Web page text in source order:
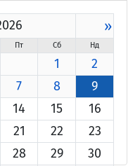
»
Пт Сб Нд
1
2
7 8
9
14 15
16
21 22
23
28 29
30